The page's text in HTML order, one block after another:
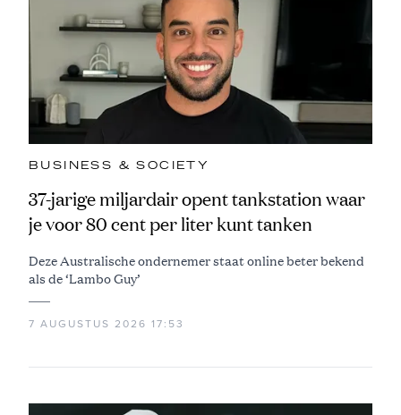
BUSINESS & SOCIETY
37-jarige miljardair opent tankstation waar
je voor 80 cent per liter kunt tanken
Deze Australische ondernemer staat online beter bekend
als de ‘Lambo Guy’
7 AUGUSTUS 2026 17:53